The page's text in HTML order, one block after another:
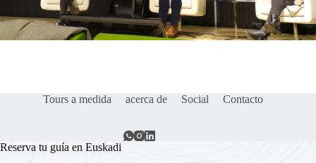
Tours a medida acerca de Social Contacto
Reserva tu guía en Euskadi